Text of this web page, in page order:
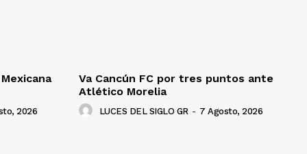
2026
Va Cancún FC por tres puntos ante
Atlético Morelia
LUCES DEL SIGLO GR - 7 Agosto, 2026